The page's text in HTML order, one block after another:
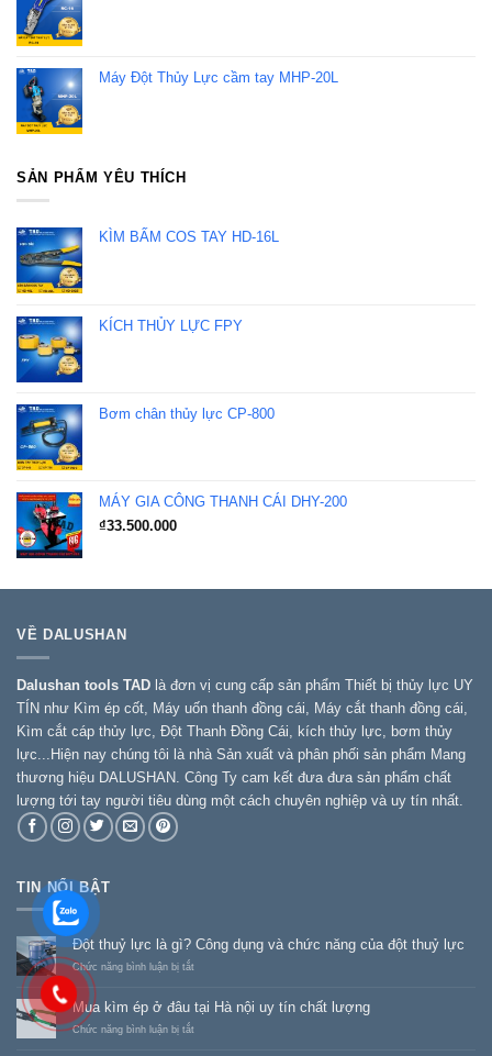
Máy Đột Thủy Lực cầm tay MHP-20L
SẢN PHẨM YÊU THÍCH
KÌM BẤM COS TAY HD-16L
KÍCH THỦY LỰC FPY
Bơm chân thủy lực CP-800
MÁY GIA CÔNG THANH CÁI DHY-200
₫33.500.000
VỀ DALUSHAN
Dalushan tools TAD là đơn vị cung cấp sản phẩm Thiết bị thủy lực UY
TÍN như Kìm ép cốt, Máy uốn thanh đồng cái, Máy cắt thanh đồng cái,
Kìm cắt cáp thủy lực, Đột Thanh Đồng Cái, kích thủy lực, bơm thủy
lực...Hiện nay chúng tôi là nhà Sản xuất và phân phối sản phẩm Mang
thương hiệu DALUSHAN. Công Ty cam kết đưa đưa sản phẩm chất
lượng tới tay người tiêu dùng một cách chuyên nghiệp và uy tín nhất.
TIN NỔI BẬT
Đột thuỷ lực là gì? Công dụng và chức năng của đột thuỷ lực
Chức năng bình luận bị tắt
lực
Mua kìm ép ở đâu tại Hà nội uy tín chất lượng
Chức năng bình luận bị tắt